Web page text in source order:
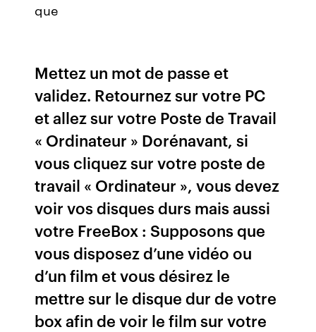
que
Mettez un mot de passe et
validez. Retournez sur votre PC
et allez sur votre Poste de Travail
« Ordinateur » Dorénavant, si
vous cliquez sur votre poste de
travail « Ordinateur », vous devez
voir vos disques durs mais aussi
votre FreeBox : Supposons que
vous disposez d’une vidéo ou
d’un film et vous désirez le
mettre sur le disque dur de votre
box afin de voir le film sur votre